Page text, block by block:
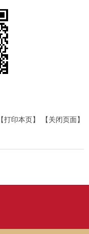
【打印本页】 【关闭页面】